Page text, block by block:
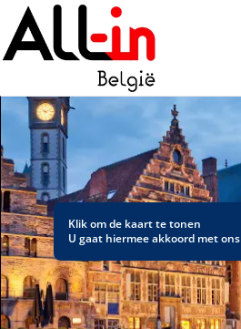
Klik om de kaart te tonen
U gaat hiermee akkoord met ons